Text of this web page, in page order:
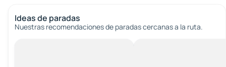
Ideas de paradas
Nuestras recomendaciones de paradas cercanas a la ruta.